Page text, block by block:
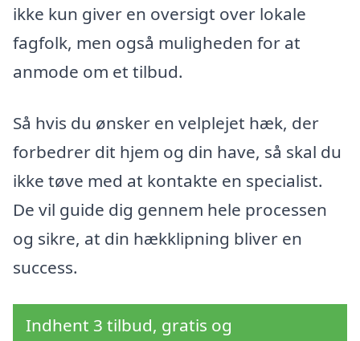
ikke kun giver en oversigt over lokale
fagfolk, men også muligheden for at
anmode om et tilbud.
Så hvis du ønsker en velplejet hæk, der
forbedrer dit hjem og din have, så skal du
ikke tøve med at kontakte en specialist.
De vil guide dig gennem hele processen
og sikre, at din hækklipning bliver en
success.
Indhent 3 tilbud, gratis og